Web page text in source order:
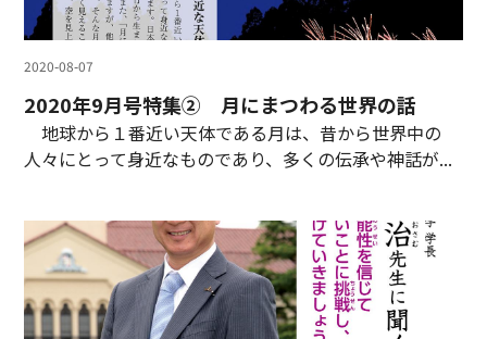
2020-08-07
2020年9月号特集② 月にまつわる世界の話
地球から１番近い天体である月は、昔から世界中の
人々にとって身近なものであり、多くの伝承や神話が...